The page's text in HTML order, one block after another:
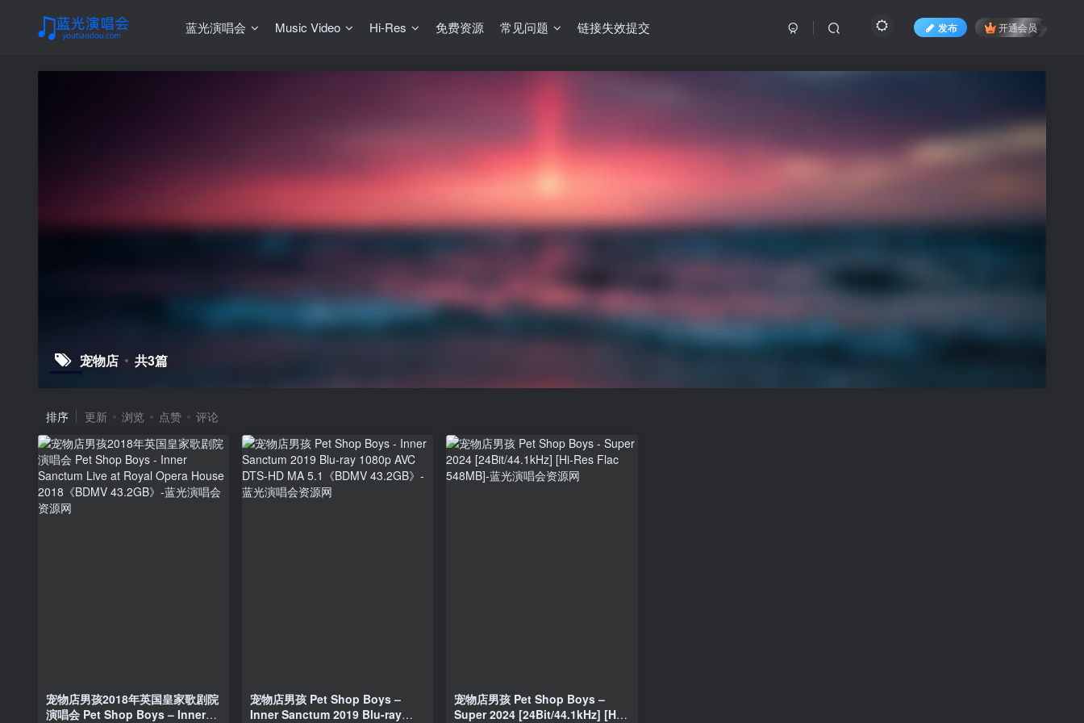
蓝光演唱会 Music Video Hi-Res 免费资源 常见问题 链接失效提交 发布 开通会员
宠物店 共3篇
排序 更新 浏览 点赞 评论
宠物店男孩2018年英国皇家歌剧院
演唱会 Pet Shop Boys – Inner
宠物店男孩 Pet Shop Boys –
Inner Sanctum 2019 Blu-ray
宠物店男孩 Pet Shop Boys –
Super 2024 [24Bit/44.1kHz] [Hi-